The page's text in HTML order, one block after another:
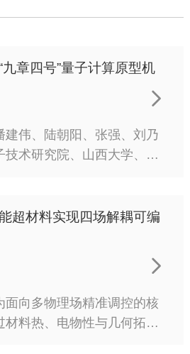
章四号”量子计算原型机

建伟、陆朝阳、张强、刘乃
技术研究院、山西大学、清
态输入8176模式的可编程量
号”，首次操纵和探测高达
。“九章四号”被应用于高效求
，其计算速度相比当前全球
快1054倍（即量子优
建立了国际上最强的“量子计
京时间2026年5月13日发表
超材料实现四场解耦可编

面向多物理场精准调控的核
材料热、电物性与几何拓扑